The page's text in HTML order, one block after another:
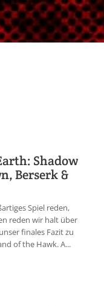
Shadow
Berserk &
Spiel reden,
reden wir halt über
finales Fazit zu
of the Hawk. A...